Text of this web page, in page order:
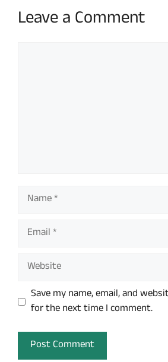
Leave a Comment
Name
Email
Website
Save my name, email, and
for the next time I comment.